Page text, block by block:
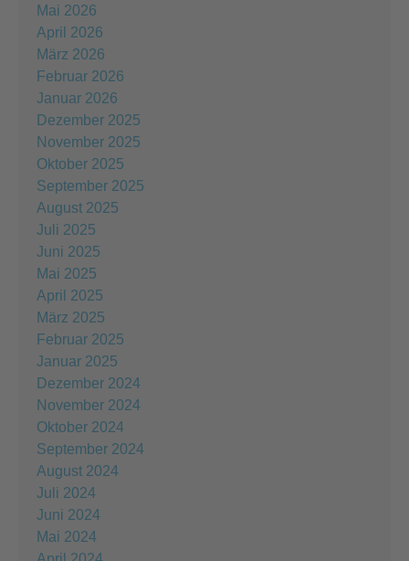
Mai 2026
April 2026
März 2026
Februar 2026
Januar 2026
Dezember 2025
November 2025
Oktober 2025
September 2025
August 2025
Juli 2025
Juni 2025
Mai 2025
April 2025
März 2025
Februar 2025
Januar 2025
Dezember 2024
November 2024
Oktober 2024
September 2024
August 2024
Juli 2024
Juni 2024
Mai 2024